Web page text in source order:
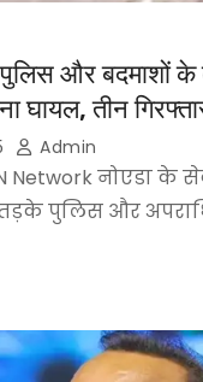
और बदमाशों के
घायल, तीन
Admin
Network नोएडा के
तड़के पुलिस और